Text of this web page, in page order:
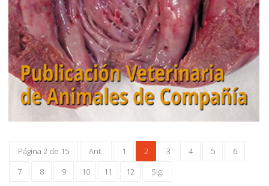
Página 2 de 15 Ant. 1 2 3 4 5
6
7
8 9 10 11 12 Sig.